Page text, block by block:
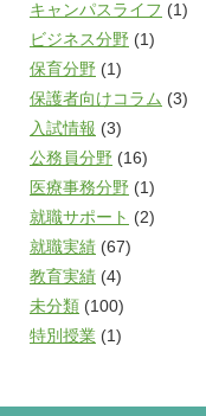
キャンパスライフ (1)
ビジネス分野 (1)
保育分野 (1)
保護者向けコラム (3)
入試情報 (3)
公務員分野 (16)
医療事務分野 (1)
就職サポート (2)
就職実績 (67)
教育実績 (4)
未分類 (100)
特別授業 (1)